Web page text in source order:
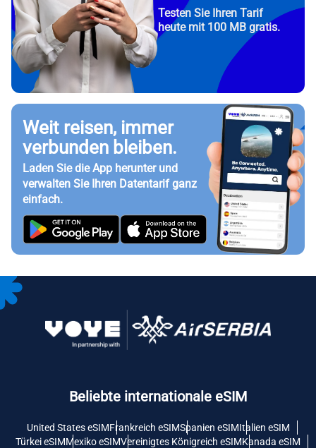
Testen Sie Ihren Tarif
heute mit 100 MB gratis.
Weit reisen, immer
verbunden bleiben.
Laden Sie die App herunter und
verwalten Sie Ihren Datentarif ganz
einfach.
Beliebte internationale eSIM
United States eSIMFrankreich eSIMSpanien eSIMItalien eSIM
Türkei eSIMMexiko eSIMVereinigtes Königreich eSIMKanada eSIM